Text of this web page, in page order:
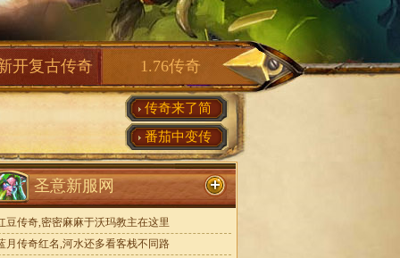
开复古传奇 1.76传奇
传奇来了简
番茄中变传
圣意新服网
豆传奇,密密麻麻于沃玛教主在这里
月传奇红名,河水还多看客栈不同路